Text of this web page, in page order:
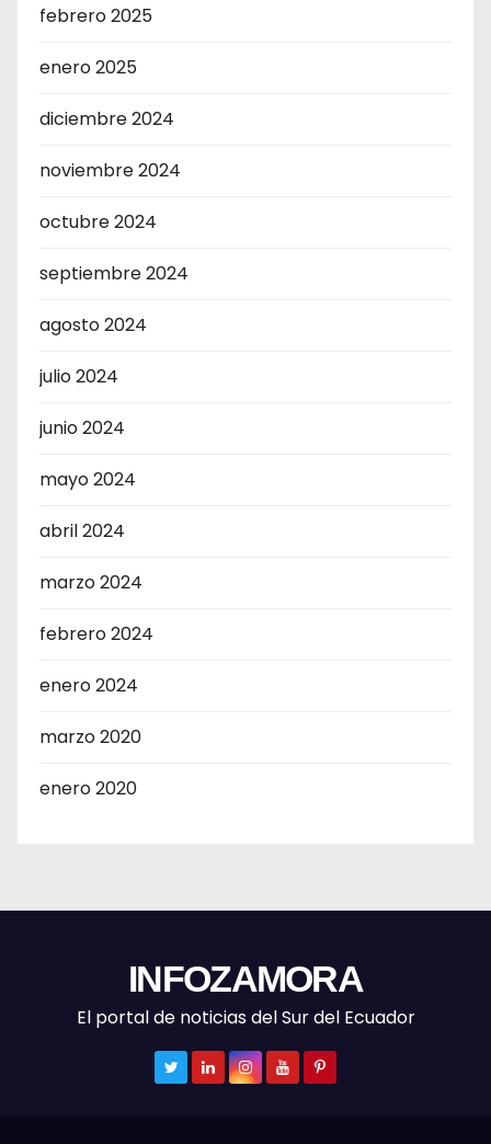
febrero 2025
enero 2025
diciembre 2024
noviembre 2024
octubre 2024
septiembre 2024
agosto 2024
julio 2024
junio 2024
mayo 2024
abril 2024
marzo 2024
febrero 2024
enero 2024
marzo 2020
enero 2020
INFOZAMORA
El portal de noticias del Sur del Ecuador